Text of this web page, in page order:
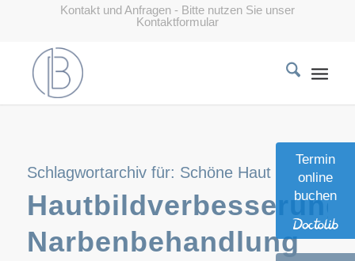
Kontakt und Anfragen - Bitte nutzen Sie unser
Kontaktformular
Schlagwortarchiv für: Schöne Haut
Hautbildverbesserung,
Narbenbehandlung
Termin
online
buchen